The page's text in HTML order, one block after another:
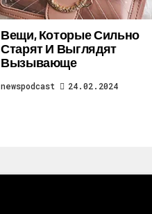
Вещи, Которые Сильно
Старят И Выглядят
Вызывающе
newspodcast 24.02.2024